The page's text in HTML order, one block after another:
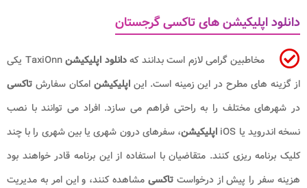
دانلود اپلیکیشن های تاکسی گرجستان
مخاطبین گرامی لازم است بدانند کهدانلود اپلیکیشن
TaxiOnn یکی
از گزینه های مطرح در این زمینه است. ایناپلیکیشنامکان سفارش تاکسی
در شهرهای مختلف را به راحتی فراهم می سازد. افراد می توانند با نصب
نسخه اندروید یا iOS
اپلیکیشن، سفرهای درون شهری یا بین شهری را با چند
کلیک برنامه ریزی کنند. متقاضیان با استفاده از این برنامه قادر خواهند بود
هزینه سفر را پیش از درخواستتاکسی مشاهده کنند، و این امر به مدیریت